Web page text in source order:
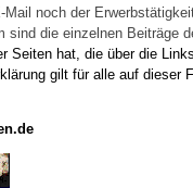
noch der
die einzelnen Beiträge
Seiten hat, die über die
gilt für alle auf dieser